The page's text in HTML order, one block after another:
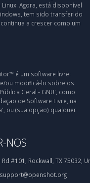
Agora, está disponível
tem sido transferido
a crescer como um
é um software livre:
ou modificá-lo sobre os
Geral - GNU', como
de Software Livre, na
ou (sua opção) qualquer
NOS
Rd #101, Rockwall, TX 75032,
support@openshot.org